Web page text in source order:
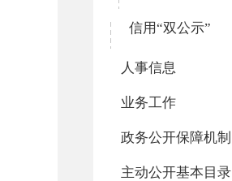
信用“双公示”
人事信息
业务工作
政务公开保障机制
主动公开基本目录